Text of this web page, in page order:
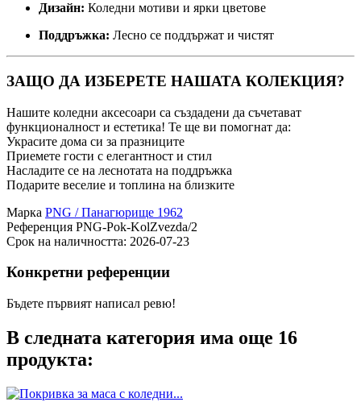
Дизайн: Коледни мотиви и ярки цветове
Поддръжка: Лесно се поддържат и чистят
ЗАЩО ДА ИЗБЕРЕТЕ НАШАТА КОЛЕКЦИЯ?
Нашите коледни аксесоари са създадени да съчетават
функционалност и естетика! Те ще ви помогнат да:
Украсите дома си за празниците
Приемете гости с елегантност и стил
Насладите се на леснотата на поддръжка
Подарите веселие и топлина на близките
Марка PNG / Панагюрище 1962
Референция PNG-Pok-KolZvezda/2
Срок на наличността: 2026-07-23
Конкретни референции
Бъдете първият написал ревю!
В следната категория има още 16
продукта: